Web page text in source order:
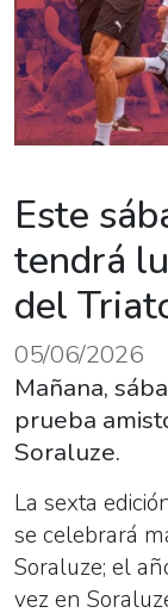
Este
tendrá
del
05/06/2026
Mañana,
prueba
Soraluze.
La sexta
se celebrará
Soraluze; el
vez en